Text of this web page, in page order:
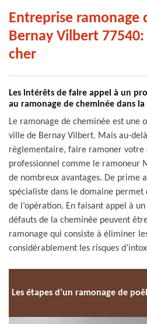
Entreprise ramonage
Bernay Vilbert
cher
Les intérêts de faire appel à un
au ramonage de cheminée dans
Le ramonage de cheminée est une
ville de Bernay Vilbert. Mais au-
réglementaire, faire ramoner votre
professionnel comme le ramoneur
de nombreux avantages. De prime
spécialiste dans le domaine permet
de l’opération. En faisant appel à
défauts de la cheminée peuvent
ramonage qui consiste à éliminer
considérablement les risques
Les étapes d’un ramonage de